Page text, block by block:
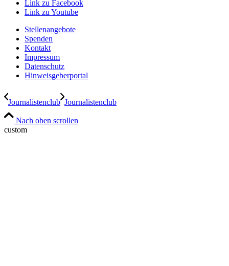
Link zu Facebook
Link zu Youtube
Stellenangebote
Spenden
Kontakt
Impressum
Datenschutz
Hinweisgeberportal
Journalistenclub Journalistenclub
Nach oben scrollen
custom